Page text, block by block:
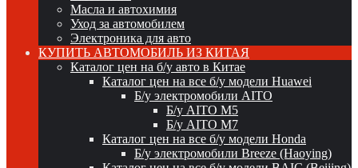
Масла и автохимия
Уход за автомобилем
Электроника для авто
КУПИТЬ АВТОМОБИЛЬ ИЗ КИТАЯ
Каталог цен на б/у авто в Китае
Каталог цен на все б/у модели Huawei
Б/у электромобили AITO
Б/у AITO M5
Б/у AITO M7
Каталог цен на все б/у модели Honda
Б/у электромобили Breeze (Haoying)